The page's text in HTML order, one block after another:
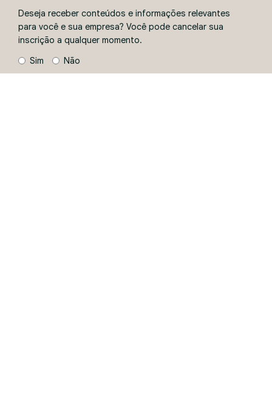
Deseja receber conteúdos e informações relevantes
para você e sua empresa? Você pode cancelar sua
inscrição a qualquer momento.
Sim
Não